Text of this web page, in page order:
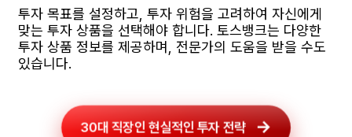
투자 목표를 설정하고, 투자 위험을 고려하여 자신에게
맞는 투자 상품을 선택해야 합니다. 토스뱅크는 다양한
투자 상품 정보를 제공하며, 전문가의 도움을 받을 수도
있습니다.
30대 직장인 현실적인 투자 전략